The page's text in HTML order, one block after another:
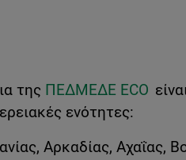
της ΠΕΔΜΕΔΕ ECO
ενότητες:
Αρκαδίας, Αχαΐας,